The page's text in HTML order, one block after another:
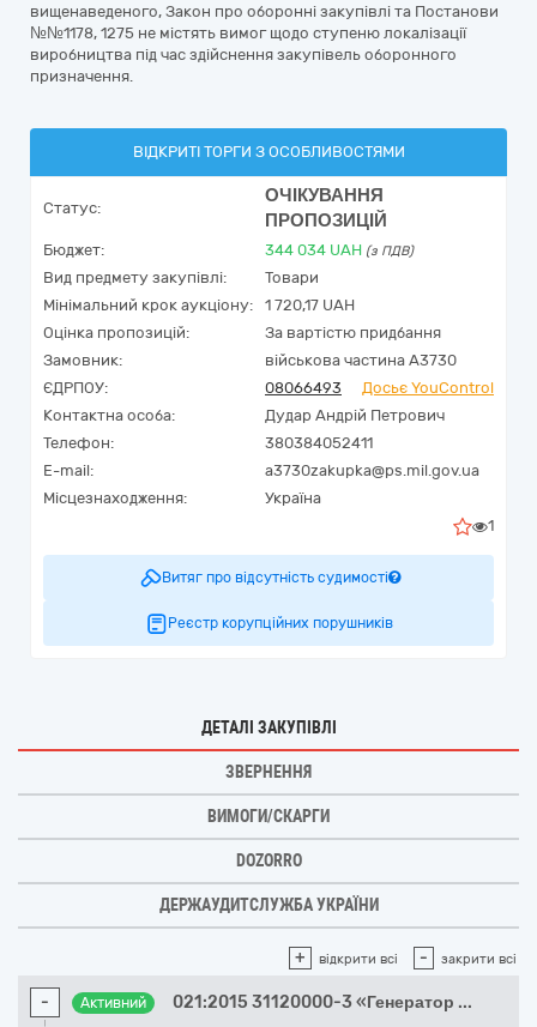
вищенаведеного, Закон про оборонні закупівлі та Постанови
№№1178, 1275 не містять вимог щодо ступеню локалізації
виробництва під час здійснення закупівель оборонного
призначення.
ВІДКРИТІ ТОРГИ З ОСОБЛИВОСТЯМИ
Статус:
ОЧІКУВАННЯ
ПРОПОЗИЦІЙ
Бюджет: 344 034 UAH (з ПДВ)
Вид предмету закупівлі:
Товари
Мінімальний крок аукціону:
1 720,17 UAH
Оцінка пропозицій:
За вартістю придбання
Замовник:
військова частина А3730
ЄДРПОУ:
08066493
Досьє YouControl
Контактна особа:
Дудар Андрій Петрович
Телефон:
380384052411
E-mail:
a3730zakupka@ps.mil.gov.ua
Місцезнаходження:
Україна
1
Витяг про відсутність судимості
Реєстр корупційних порушників
ДЕТАЛІ ЗАКУПІВЛІ
ЗВЕРНЕННЯ
ВИМОГИ/СКАРГИ
DOZORRO
ДЕРЖАУДИТСЛУЖБА УКРАЇНИ
+ відкрити всі - закрити всі
- Активний 021:2015 31120000-3 «Генератор ...